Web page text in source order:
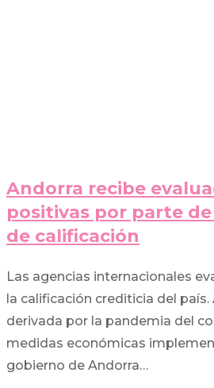
Andorra recibe
positivas por parte
de calificación
Las agencias internacionales
la calificación crediticia del país.
derivada por la pandemia del
medidas económicas
gobierno de Andorra…